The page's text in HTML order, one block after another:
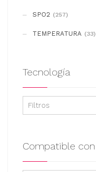
página
de
SPO2 (257)
TEMPERATURA (33)
Tecnología
Filtros
Compatible con